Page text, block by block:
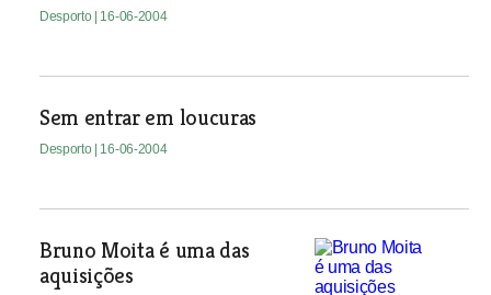
Desporto | 16-06-2004
Sem entrar em loucuras
Desporto | 16-06-2004
Bruno Moita é uma das
aquisições